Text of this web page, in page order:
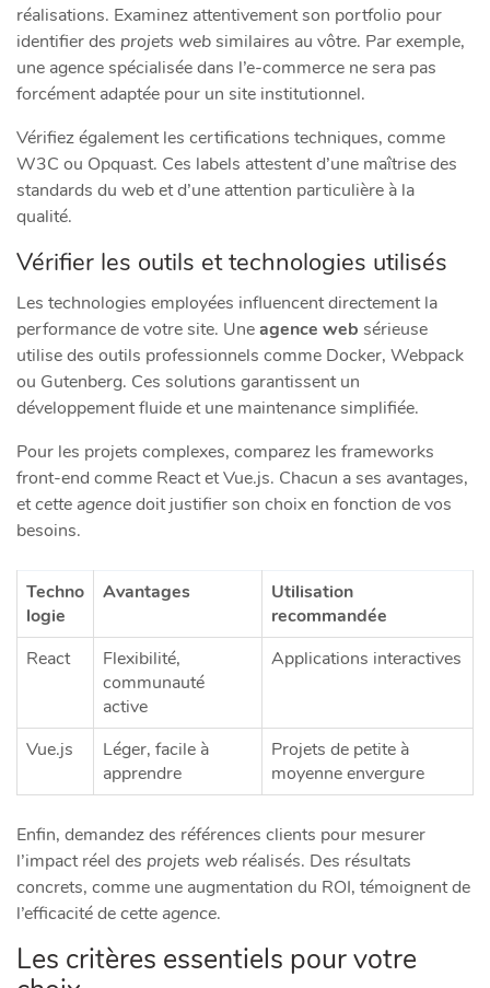
réalisations. Examinez attentivement son portfolio pour
identifier des projets websimilaires au vôtre. Par exemple,
une agence spécialisée dans l’e-commerce ne sera pas
forcément adaptée pour un site institutionnel.
Vérifiez également les certifications techniques, comme
W3C ou Opquast. Ces labels attestent d’une maîtrise des
standards du web et d’une attention particulière à la
qualité.
Vérifier les outils et technologies utilisés
Les technologies employées influencent directement la
performance de votre site. Uneagence web sérieuse
utilise des outils professionnels comme Docker, Webpack
ou Gutenberg. Ces solutions garantissent un
développement fluide et une maintenance simplifiée.
Pour les projets complexes, comparez les frameworks
front-end comme React et Vue.js. Chacun a ses avantages,
etcette agencedoit justifier son choix en fonction de vos
besoins.
Techno
logie
Avantages
Utilisation
recommandée
React
Flexibilité,
communauté
active
Applications interactives
Vue.js
Léger, facile à
apprendre
Projets de petite à
moyenne envergure
Enfin, demandez des références clients pour mesurer
l’impact réel des projets web réalisés. Des résultats
concrets, comme une augmentation du ROI, témoignent de
l’efficacité decette agence.
Les critères essentiels pour votre